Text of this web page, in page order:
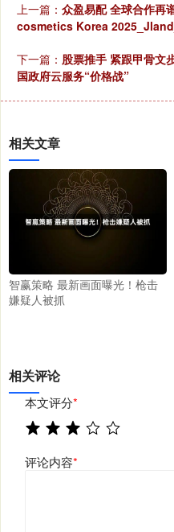
上一篇： 众盈易配 全球合作再
cosmetics Korea
下一篇： 股票推手 紧跟甲骨文
国政府云服务“价格战”
相关文章
智赢策略 最新画面曝光！枪击
嫌疑人被抓
相关评论
本文评分*
评论内容*